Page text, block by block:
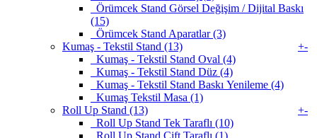
Örümcek Stand Görsel Değişim / Dijital Baskı
(15)
Örümcek Stand Aparatlar (3)
Kumaş - Tekstil Stand (13)
+-
Kumaş - Tekstil Stand Oval (4)
Kumaş - Tekstil Stand Düz (4)
Kumaş - Tekstil Stand Baskı Yenileme (4)
Kumaş Tekstil Masa (1)
Roll Up Stand (13)
+-
Roll Up Stand Tek Taraflı (10)
Roll Up Stand Çift Taraflı (1)